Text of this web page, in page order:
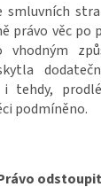
smluvních
právo věc po
vhodným
tehdy,
podmíněno.